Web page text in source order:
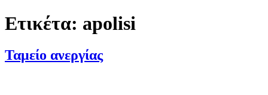
Ετικέτα: apolisi
Ταμείο ανεργίας